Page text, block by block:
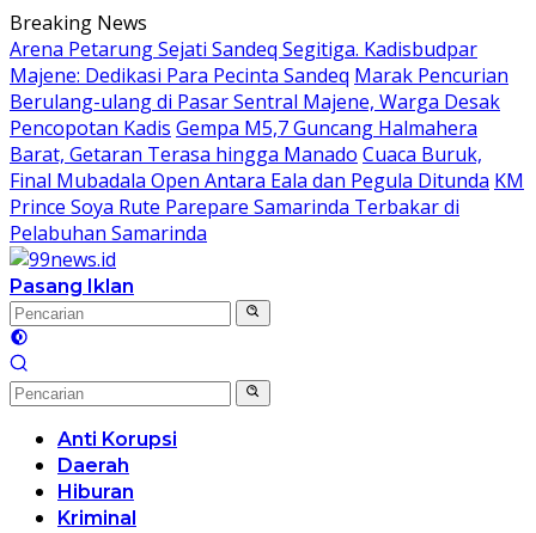
Langsung
ke
konten
Breaking News
Arena Petarung Sejati Sandeq Segitiga. Kadisbudpar
Majene: Dedikasi Para Pecinta Sandeq Marak Pencurian
Berulang-ulang di Pasar Sentral Majene, Warga Desak
Pencopotan Kadis Gempa M5,7 Guncang Halmahera
Barat, Getaran Terasa hingga Manado Cuaca Buruk,
Final Mubadala Open Antara Eala dan Pegula Ditunda KM
Prince Soya Rute Parepare Samarinda Terbakar di
Pelabuhan Samarinda
Pasang Iklan
Anti Korupsi
Daerah
Hiburan
Kriminal